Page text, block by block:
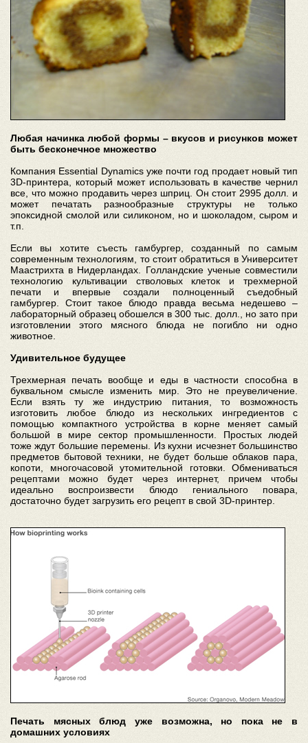
Любая начинка любой формы – вкусов и рисунков может
быть бесконечное множество
Компания Essential Dynamics уже почти год продает новый тип
3D-принтера, который может использовать в качестве чернил
все, что можно продавить через шприц. Он стоит 2995 долл. и
может печатать разнообразные структуры не только
эпоксидной смолой или силиконом, но и шоколадом, сыром и
т.п.
Если вы хотите съесть гамбургер, созданный по самым
современным технологиям, то стоит обратиться в Университет
Маастрихта в Нидерландах. Голландские ученые совместили
технологию культивации стволовых клеток и трехмерной
печати и впервые создали полноценный съедобный
гамбургер. Стоит такое блюдо правда весьма недешево –
лабораторный образец обошелся в 300 тыс. долл., но зато при
изготовлении этого мясного блюда не погибло ни одно
животное.
Удивительное будущее
Трехмерная печать вообще и еды в частности способна в
буквальном смысле изменить мир. Это не преувеличение.
Если взять ту же индустрию питания, то возможность
изготовить любое блюдо из нескольких ингредиентов с
помощью компактного устройства в корне меняет самый
большой в мире сектор промышленности. Простых людей
тоже ждут большие перемены. Из кухни исчезнет большинство
предметов бытовой техники, не будет больше облаков пара,
копоти, многочасовой утомительной готовки. Обмениваться
рецептами можно будет через интернет, причем чтобы
идеально воспроизвести блюдо гениального повара,
достаточно будет загрузить его рецепт в свой 3D-принтер.
Печать мясных блюд уже возможна, но пока не в
домашних условиях